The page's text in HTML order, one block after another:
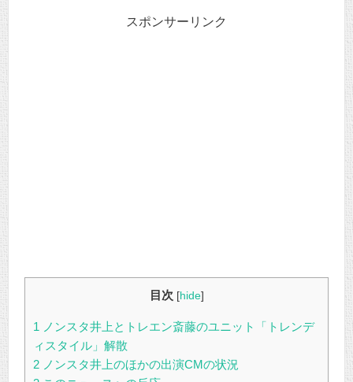
スポンサーリンク
目次 [hide]
1 ノンスタ井上とトレエン斎藤のユニット「トレンデ
ィスタイル」解散
2 ノンスタ井上のほかの出演CMの状況